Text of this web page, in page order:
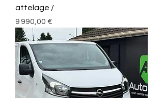
attelage /
Prix
9 990,00 €